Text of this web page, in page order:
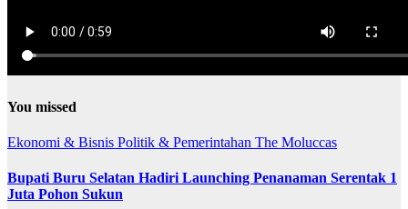
You missed
Ekonomi & Bisnis Politik & Pemerintahan The Moluccas
Bupati Buru Selatan Hadiri Launching Penanaman Serentak 1
Juta Pohon Sukun